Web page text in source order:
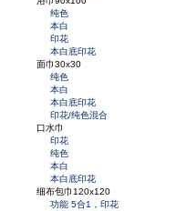
纯色
本白
印花
本白底印花
面巾30x30
纯色
本白
本白底印花
印花/纯色混合
口水巾
印花
纯色
本白
本白底印花
细布包巾120x120
功能 5合1，印花